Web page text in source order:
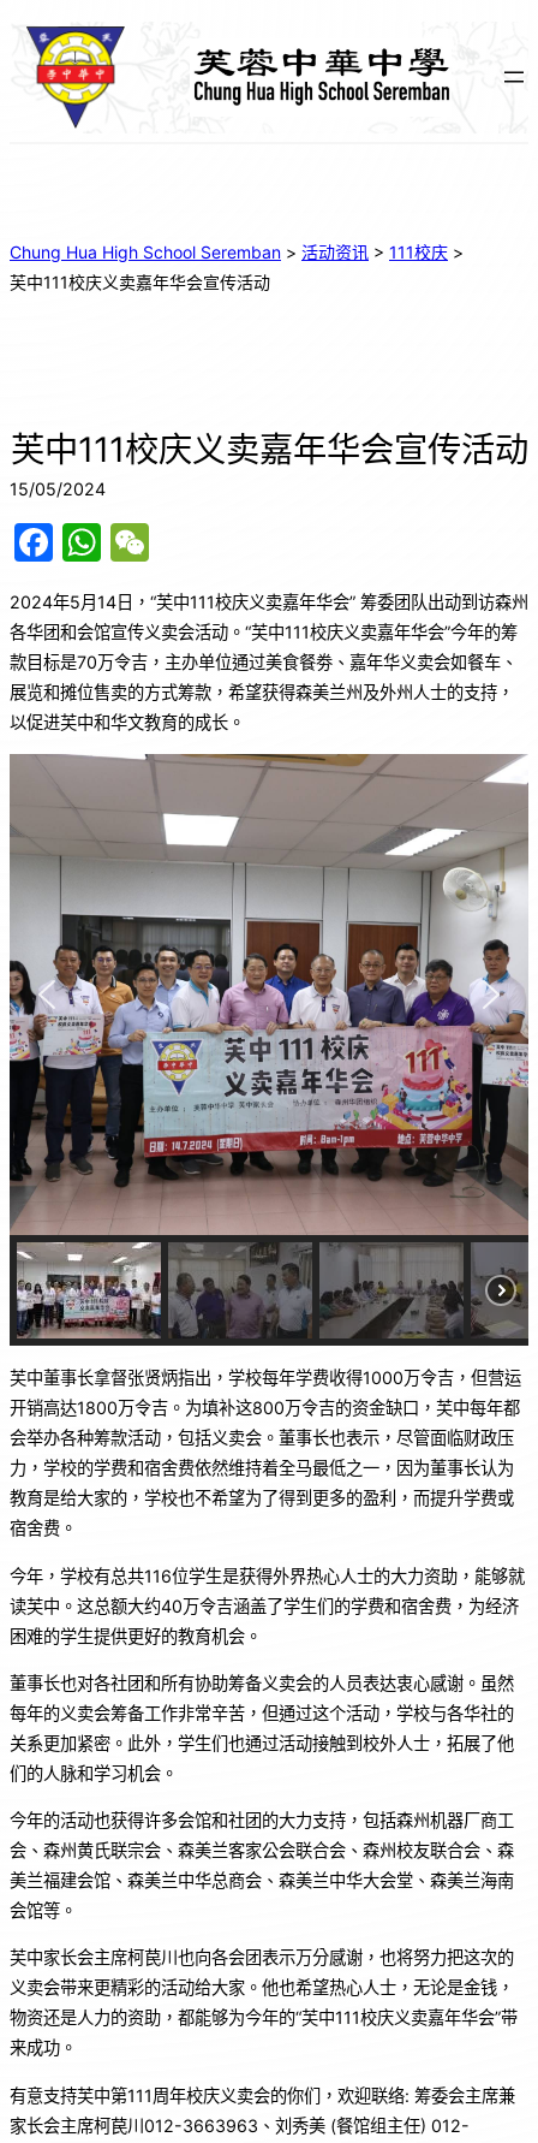
Chung Hua High School Seremban > 活动资讯 > 111校庆 >
芙中111校庆义卖嘉年华会宣传活动
芙中111校庆义卖嘉年华会宣传活动
15/05/2024
F
c
e
b
o
o
k
W
at
s
A
p
p
C
h
at
2024年5月14日，“芙中111校庆义卖嘉年华会” 筹委团队出动到访森州
各华团和会馆宣传义卖会活动。“芙中111校庆义卖嘉年华会”今年的筹
款目标是70万令吉，主办单位通过美食餐劵、嘉年华义卖会如餐车、
展览和摊位售卖的方式筹款，希望获得森美兰州及外州人士的支持，
以促进芙中和华文教育的成长。
芙中董事长拿督张贤炳指出，学校每年学费收得1000万令吉，但营运
开销高达1800万令吉。为填补这800万令吉的资金缺口，芙中每年都
会举办各种筹款活动，包括义卖会。董事长也表示，尽管面临财政压
力，学校的学费和宿舍费依然维持着全马最低之一，因为董事长认为
教育是给大家的，学校也不希望为了得到更多的盈利，而提升学费或
宿舍费。
今年，学校有总共116位学生是获得外界热心人士的大力资助，能够就
读芙中。这总额大约40万令吉涵盖了学生们的学费和宿舍费，为经济
困难的学生提供更好的教育机会。
董事长也对各社团和所有协助筹备义卖会的人员表达衷心感谢。虽然
每年的义卖会筹备工作非常辛苦，但通过这个活动，学校与各华社的
关系更加紧密。此外，学生们也通过活动接触到校外人士，拓展了他
们的人脉和学习机会。
今年的活动也获得许多会馆和社团的大力支持，包括森州机器厂商工
会、森州黄氏联宗会、森美兰客家公会联合会、森州校友联合会、森
美兰福建会馆、森美兰中华总商会、森美兰中华大会堂、森美兰海南
会馆等。
芙中家长会主席柯苠川也向各会团表示万分感谢，也将努力把这次的
义卖会带来更精彩的活动给大家。他也希望热心人士，无论是金钱，
物资还是人力的资助，都能够为今年的“芙中111校庆义卖嘉年华会”带
来成功。
有意支持芙中第111周年校庆义卖会的你们，欢迎联络: 筹委会主席兼
家长会主席柯苠川012-3663963、刘秀美 (餐馆组主任) 012-